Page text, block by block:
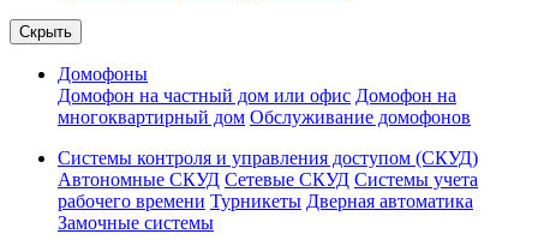
Скрыть
Домофоны
Домофон на частный дом или офис Домофон на
многоквартирный дом Обслуживание домофонов
Системы контроля и управления доступом (СКУД)
Автономные СКУД Сетевые СКУД Системы учета
рабочего времени Турникеты Дверная автоматика
Замочные системы